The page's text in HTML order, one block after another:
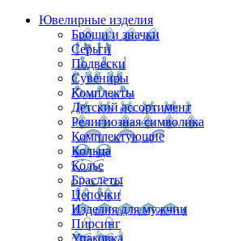
Ювелирные изделия
Броши и значки
Серьги
Подвески
Сувениры
Комплекты
Детский ассортимент
Религиозная символика
Комплектующие
Кольца
Колье
Браслеты
Цепочки
Изделия для мужчин
Пирсинг
Упаковка